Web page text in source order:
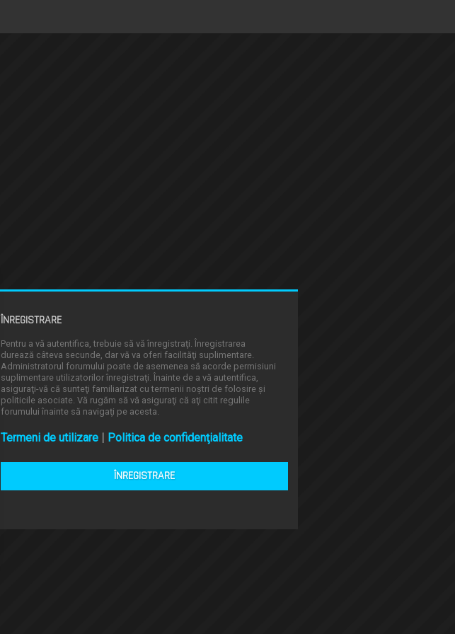
ÎNREGISTRARE
Pentru a vă autentifica, trebuie să vă înregistraţi. Înregistrarea
durează câteva secunde, dar vă va oferi facilităţi suplimentare.
Administratorul forumului poate de asemenea să acorde permisiuni
suplimentare utilizatorilor înregistraţi. Înainte de a vă autentifica,
asiguraţi-vă că sunteţi familiarizat cu termenii noştri de folosire şi
politicile asociate. Vă rugăm să vă asiguraţi că aţi citit regulile
forumului înainte să navigaţi pe acesta.
Termeni de utilizare Politica de confidenţialitate
ÎNREGISTRARE